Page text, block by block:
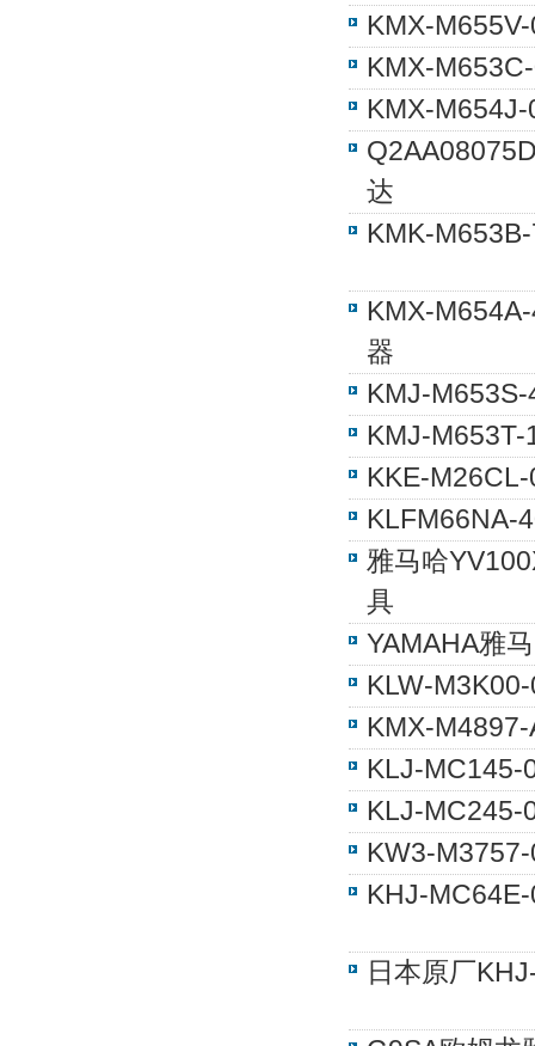
KMX-
KMX-
KMX-
达
KMK-
KMX-
器
KMJ-
KMJ-
KKE-
KLFM66NA-
雅马哈
具
YAMAHA雅
KLW-
KMX-
KLJ-MC145-
KLJ-MC245-
KW3-
KHJ-
日本原厂